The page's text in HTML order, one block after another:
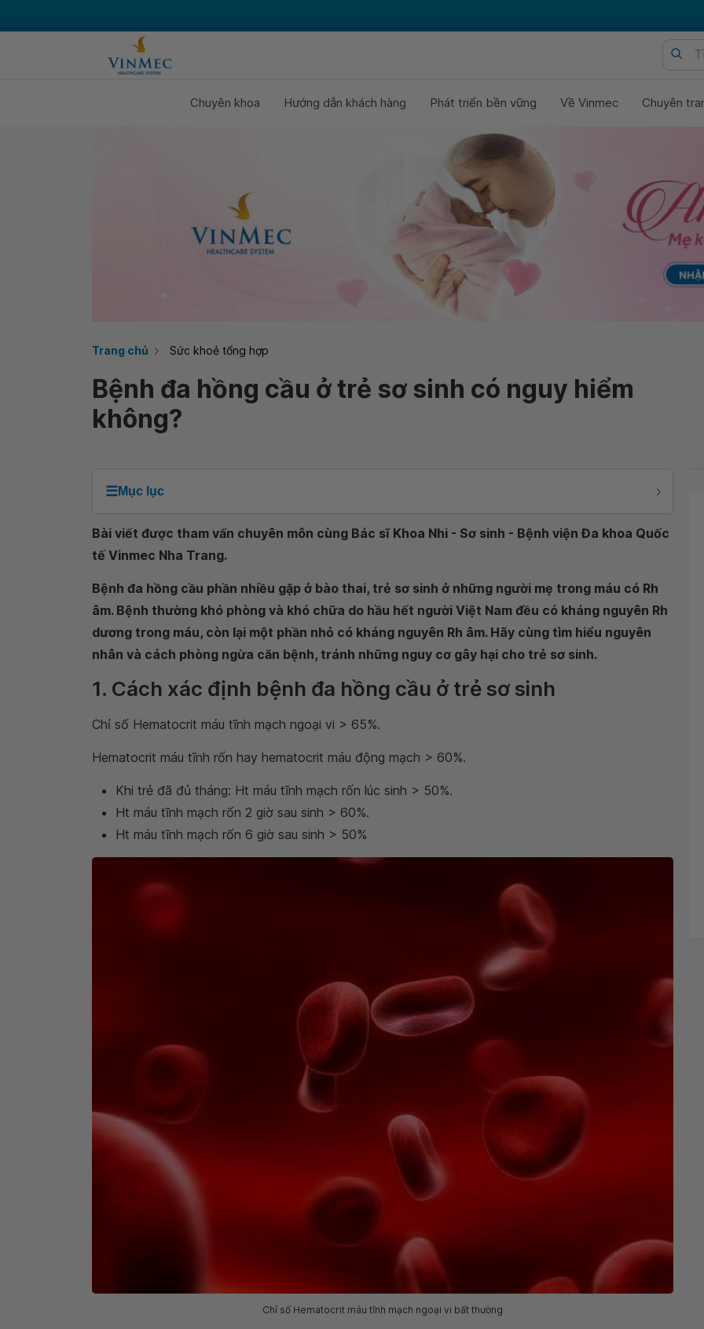
Chuyên khoa Hướng dẫn khách hàng Phát triển bền vững Về Vinmec Chuyên
Trang chủ Sức khoẻ tổng hợp
Bệnh đa hồng cầu ở trẻ sơ sinh có nguy hiểm
không?
☰Mục lục
Bài viết được tham vấn chuyên môn cùng Bác sĩ Khoa Nhi - Sơ sinh - Bệnh viện Đa khoa Quốc
tế Vinmec Nha Trang.
Bệnh đa hồng cầu phần nhiều gặp ở bào thai, trẻ sơ sinh ở những người mẹ trong máu có Rh
âm. Bệnh thường khó phòng và khó chữa do hầu hết người Việt Nam đều có kháng nguyên Rh
dương trong máu, còn lại một phần nhỏ có kháng nguyên Rh âm. Hãy cùng tìm hiểu nguyên
nhân và cách phòng ngừa căn bệnh, tránh những nguy cơ gây hại cho trẻ sơ sinh.
1. Cách xác định bệnh đa hồng cầu ở trẻ sơ sinh
Chỉ số Hematocrit máu tĩnh mạch ngoại vi > 65%.
Hematocrit máu tĩnh rốn hay hematocrit máu động mạch > 60%.
Khi trẻ đã đủ tháng: Ht máu tĩnh mạch rốn lúc sinh > 50%.
Ht máu tĩnh mạch rốn 2 giờ sau sinh > 60%.
Ht máu tĩnh mạch rốn 6 giờ sau sinh > 50%
Chỉ số Hematocrit máu tĩnh mạch ngoại vi bất thường